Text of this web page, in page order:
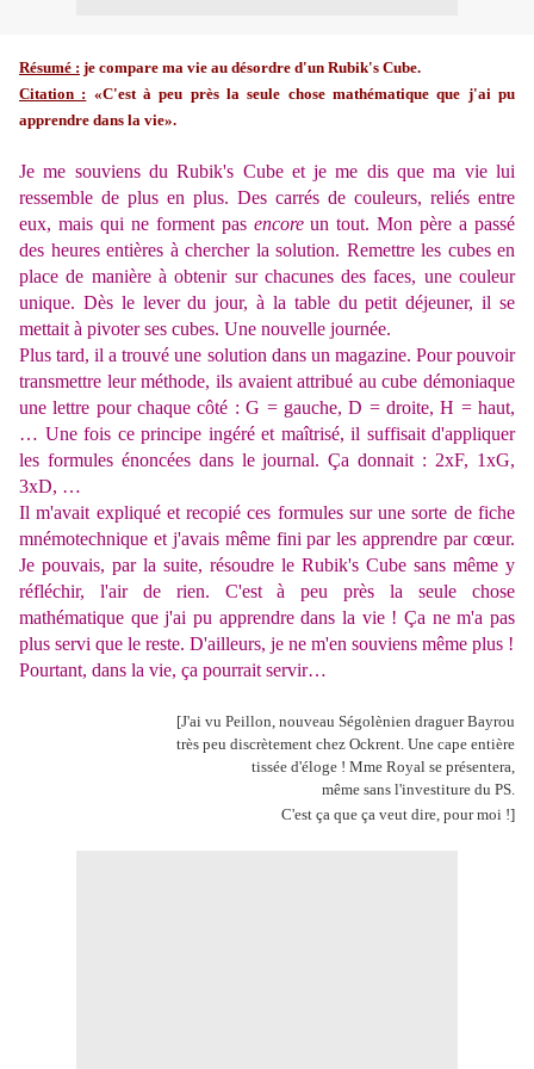
Résumé : je compare ma vie au désordre d'un Rubik's Cube.
Citation : «C'est à peu près la seule chose mathématique que j'ai pu
apprendre dans la vie».
Je me souviens du Rubik's Cube et je me dis que ma vie lui
ressemble de plus en plus. Des carrés de couleurs, reliés entre
eux, mais qui ne forment pas encoreun tout. Mon père a passé
des heures entières à chercher la solution. Remettre les cubes en
place de manière à obtenir sur chacunes des faces, une couleur
unique. Dès le lever du jour, à la table du petit déjeuner, il se
mettait à pivoter ses cubes. Une nouvelle journée.
Plus tard, il a trouvé une solution dans un magazine. Pour pouvoir
transmettre leur méthode, ils avaient attribué au cube démoniaque
une lettre pour chaque côté : G = gauche, D = droite, H = haut,
… Une fois ce principe ingéré et maîtrisé, il suffisait d'appliquer
les formules énoncées dans le journal. Ça donnait : 2xF, 1xG,
3xD, …
Il m'avait expliqué et recopié ces formules sur une sorte de fiche
mnémotechnique et j'avais même fini par les apprendre par cœur.
Je pouvais, par la suite, résoudre le Rubik's Cube sans même y
réfléchir, l'air de rien. C'est à peu près la seule chose
mathématique que j'ai pu apprendre dans la vie ! Ça ne m'a pas
plus servi que le reste. D'ailleurs, je ne m'en souviens même plus !
Pourtant, dans la vie, ça pourrait servir…
[J'ai vu Peillon, nouveau Ségolènien draguer Bayrou
très peu discrètement chez Ockrent. Une cape entière
tissée d'éloge ! Mme Royal se présentera,
même sans l'investiture du PS.
C'est ça que ça veut dire, pour moi !]